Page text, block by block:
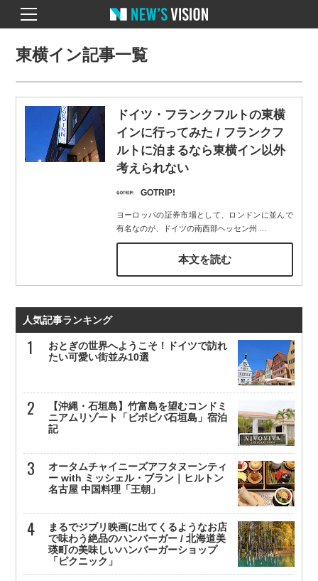
東横イン記事一覧
ドイツ・フランクフルトの東横
インに行ってみた / フランクフ
ルトに泊まるなら東横イン以外
考えられない
GOTRIP!
ヨーロッパの証券市場として、ロンドンに並んで
有名なのが、ドイツの南西部ヘッセン州
本文を読む
人気記事ランキング
おとぎの世界へようこそ！ドイツで訪れ
たい可愛い街並み10選
【沖縄・石垣島】竹富島を望むコンドミ
ニアムリゾート「ビボビバ石垣島」宿泊
記
オータムチャイニーズアフタヌーンティ
ー with ミッシェル・ブラン｜ヒルトン
名古屋 中国料理「王朝」
まるでジブリ映画に出てくるようなお店
で味わう絶品のハンバーガー / 北海道美
瑛町の美味しいハンバーガーショップ
「ピクニック」